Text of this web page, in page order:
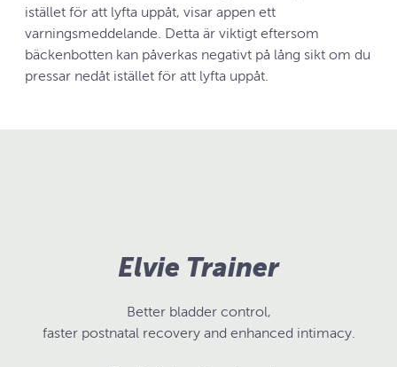
istället för att lyfta uppåt, visar appen ett
varningsmeddelande. Detta är viktigt eftersom
bäckenbotten kan påverkas negativt på lång sikt om du
pressar nedåt istället för att lyfta uppåt.
Elvie Trainer
Better bladder control,
faster postnatal recovery and enhanced intimacy.